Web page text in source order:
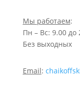
Мы работаем:
Пн – Вс: 9.00 до
Без выходных
Email: